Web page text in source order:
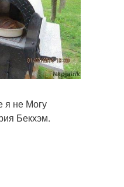
я не Могу
Бекхэм.